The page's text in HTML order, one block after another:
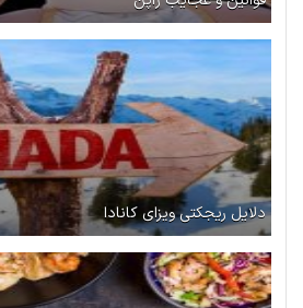
دلایل ریجکتی ویزای کانادا